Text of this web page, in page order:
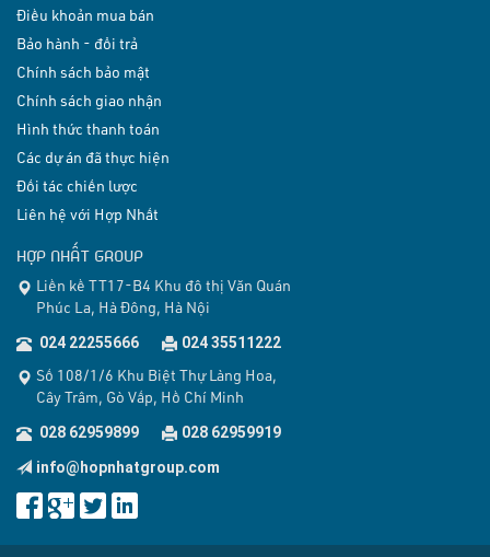
Điều khoản mua bán
Bảo hành - đổi trả
Chính sách bảo mật
Chính sách giao nhận
Hình thức thanh toán
Các dự án đã thực hiện
Đối tác chiến lược
Liên hệ với Hợp Nhất
HỢP NHẤT GROUP
Liền kề TT17-B4 Khu đô thị Văn Quán
Phúc La, Hà Đông, Hà Nội
024 22255666 024 35511222
Số 108/1/6 Khu Biệt Thự Làng Hoa,
Cây Trâm, Gò Vấp, Hồ Chí Minh
028 62959899
028 62959919
info@hopnhatgroup.com